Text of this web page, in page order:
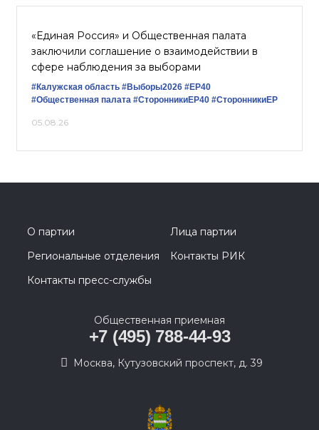
«Единая Россия» и Общественная палата
заключили соглашение о взаимодействии в
сфере наблюдения за выборами
#Калужская область #Выборы2026 #ЕР40
#Общественная палата #СторонникиЕР40 #СторонникиЕР
05.08.26
О партии
Лица партии
Региональные отделения
Контакты РИК
Контакты пресс-службы
Общественная приемная
+7 (495) 788-44-93
Москва, Кутузовский проспект, д. 39